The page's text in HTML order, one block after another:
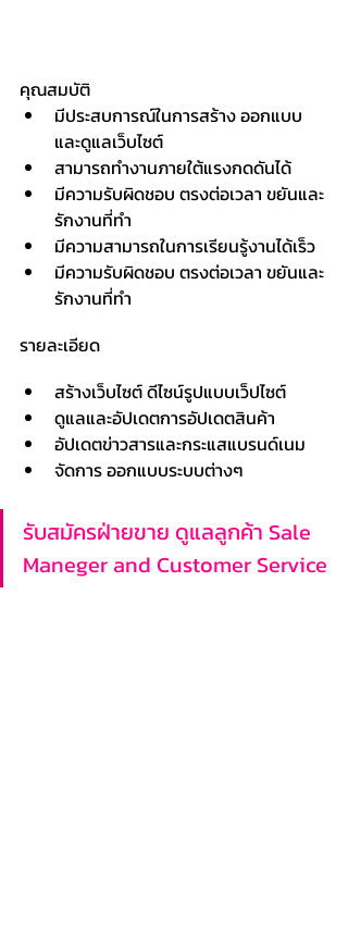
คุณสมบัติ
มีประสบการณ์ในการสร้าง ออกแบบ
และดูแลเว็บไซต์
﻿สามารถทำงานภายใต้แรงกดดันได้
มีความรับผิดชอบ ตรงต่อเวลา ขยันและ
รักงานที่ทำ
มีความสามารถในการเรียนรู้งานได้เร็ว
มีความรับผิดชอบ ตรงต่อเวลา ขยันและ
รักงานที่ทำ
รายละเอียด
สร้างเว็บไซต์ ดีไซน์รูปแบบเว็ปไซต์
ดูแลและอัปเดตการอัปเดตสินค้า
อัปเดตข่าวสารและกระแสแบรนด์เนม
จัดการ ออกแบบระบบต่างๆ
รับสมัครฝ่ายขาย ดูแลลูกค้า Sale
Maneger and Customer Service